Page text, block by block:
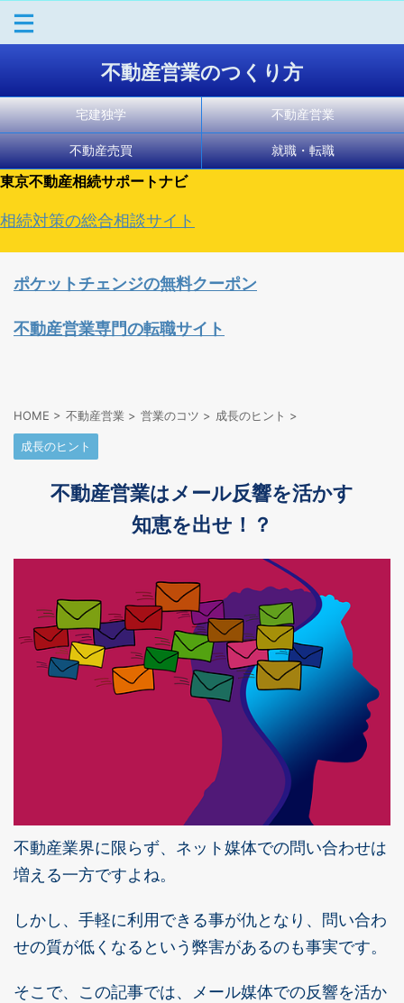
不動産営業のつくり方
宅建独学 不動産営業
不動産売買 就職・転職
東京不動産相続サポートナビ
相続対策の総合相談サイト
ポケットチェンジの無料クーポン
不動産営業専門の転職サイト
HOME > 不動産営業 > 営業のコツ > 成長のヒント >
成長のヒント
不動産営業はメール反響を活かす
知恵を出せ！？
不動産業界に限らず、ネット媒体での問い合わせは
増える一方ですよね。
しかし、手軽に利用できる事が仇となり、問い合わ
せの質が低くなるという弊害があるのも事実です。
そこで、この記事では、メール媒体での反響を活か